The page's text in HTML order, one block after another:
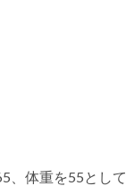
、体重を55とし